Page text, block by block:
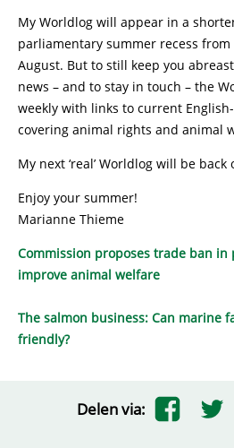
My Worldlog will appear in a
parliamentary summer recess from
August. But to still keep you
news – and to stay in touch – the
weekly with links to current
covering animal rights and animal
My next ‘real’ Worldlog will be back
Enjoy your summer!
Marianne Thieme
Commission proposes trade ban
improve animal welfare
The salmon business: Can marine
friendly?
Delen via: